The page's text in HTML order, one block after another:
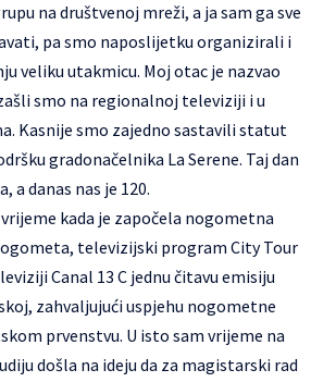
na društvenoj mreži, a ja sam ga sve
pa smo naposlijetku organizirali i
veliku utakmicu. Moj otac je nazvao
smo na regionalnoj televiziji i u
Kasnije smo zajedno sastavili statut
gradonačelnika La Serene. Taj dan
a danas nas je 120.
kada je započela nogometna
televizijski program City Tour
Canal 13 C jednu čitavu emisiju
zahvaljujući uspjehu nogometne
prvenstvu. U isto sam vrijeme na
došla na ideju da za magistarski rad